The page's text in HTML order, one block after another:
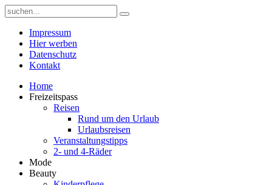
Impressum
Hier werben
Datenschutz
Kontakt
Home
Freizeitspass
Reisen
Rund um den Urlaub
Urlaubsreisen
Veranstaltungstipps
2- und 4-Räder
Mode
Beauty